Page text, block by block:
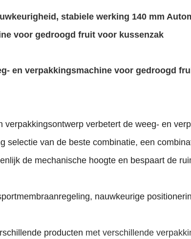
stabiele werking 140 mm
voor gedroogd fruit voor kussenzak
en verpakkingsmachine voor gedroogd
verpakkingsontwerp verbetert de weeg- en
selectie van de beste combinatie, een
de mechanische hoogte en bespaart de
nauwkeurige
producten met verschillende